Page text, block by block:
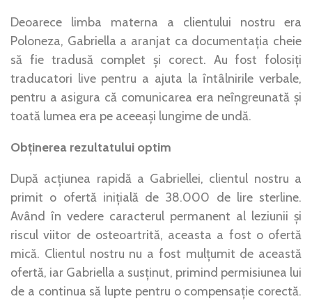
Deoarece limba materna a clientului nostru era
Poloneza, Gabriella a aranjat ca documentația cheie
să fie tradusă complet și corect. Au fost folosiți
traducatori live pentru a ajuta la întâlnirile verbale,
pentru a asigura că comunicarea era neîngreunată și
toată lumea era pe aceeași lungime de undă.
Obținerea rezultatului optim
După acțiunea rapidă a Gabriellei, clientul nostru a
primit o ofertă inițială de 38.000 de lire sterline.
Având în vedere caracterul permanent al leziunii și
riscul viitor de osteoartrită, aceasta a fost o ofertă
mică. Clientul nostru nu a fost mulțumit de această
ofertă, iar Gabriella a susținut, primind permisiunea lui
de a continua să lupte pentru o compensație corectă.